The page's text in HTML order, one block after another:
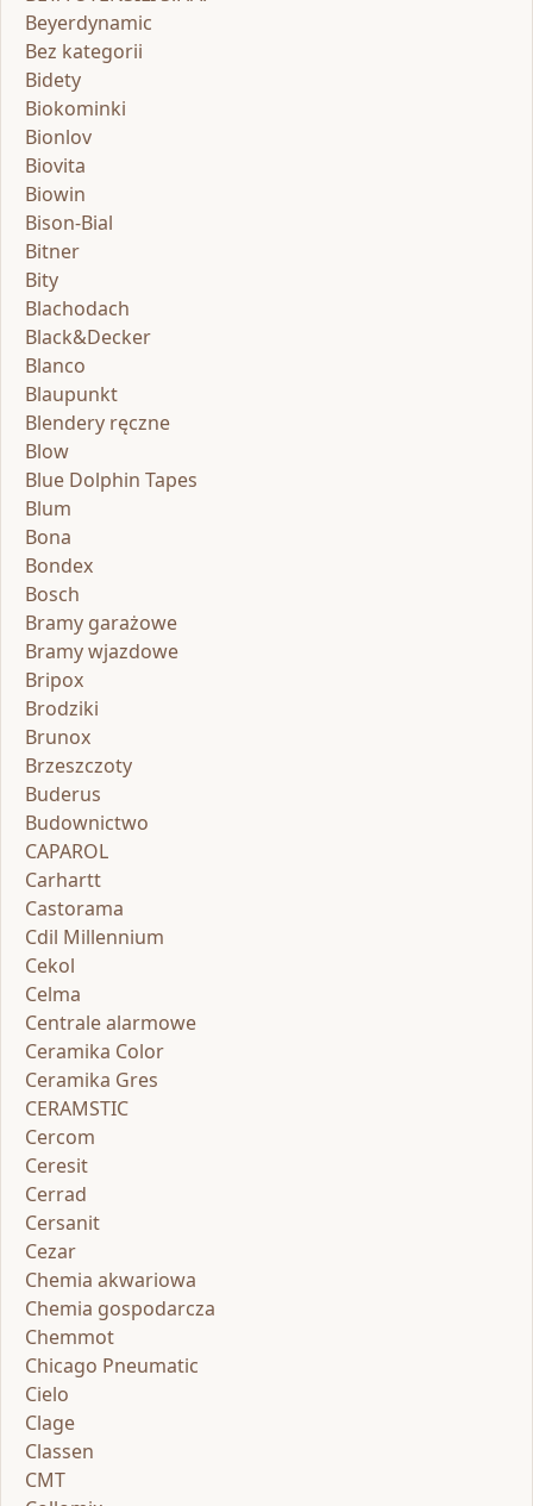
Beyerdynamic
Bez kategorii
Bidety
Biokominki
Bionlov
Biovita
Biowin
Bison-Bial
Bitner
Bity
Blachodach
Black&Decker
Blanco
Blaupunkt
Blendery ręczne
Blow
Blue Dolphin Tapes
Blum
Bona
Bondex
Bosch
Bramy garażowe
Bramy wjazdowe
Bripox
Brodziki
Brunox
Brzeszczoty
Buderus
Budownictwo
CAPAROL
Carhartt
Castorama
Cdil Millennium
Cekol
Celma
Centrale alarmowe
Ceramika Color
Ceramika Gres
CERAMSTIC
Cercom
Ceresit
Cerrad
Cersanit
Cezar
Chemia akwariowa
Chemia gospodarcza
Chemmot
Chicago Pneumatic
Cielo
Clage
Classen
CMT